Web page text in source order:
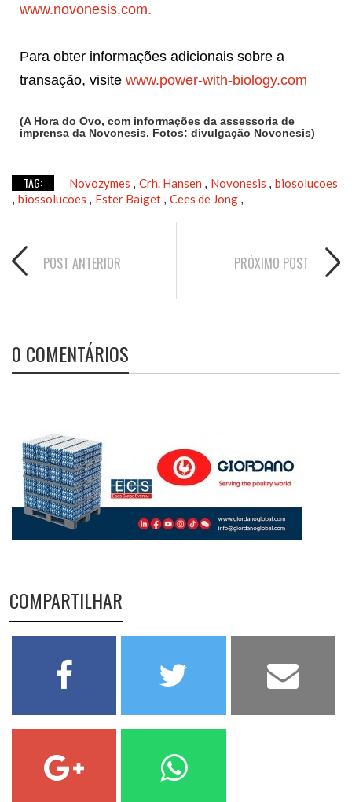
www.novonesis.com.
Para obter informações adicionais sobre a
transação, visite www.power-with-biology.com
(A Hora do Ovo, com informações da assessoria de
imprensa da Novonesis. Fotos: divulgação Novonesis)
TAG: Novozymes , Crh. Hansen , Novonesis , biosolucoes
, biossolucoes , Ester Baiget , Cees de Jong ,
POST ANTERIOR PRÓXIMO POST
0 COMENTÁRIOS
COMPARTILHAR